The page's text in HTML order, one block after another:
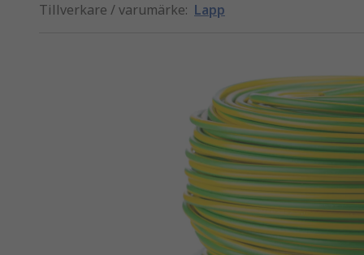
Tillverkare / varumärke: Lapp